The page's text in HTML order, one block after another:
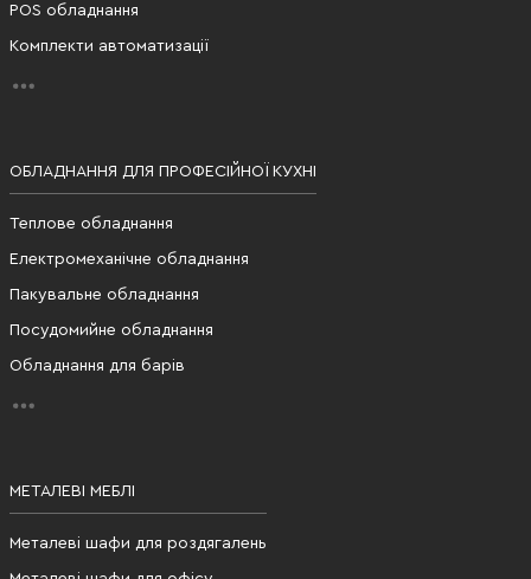
POS обладнання
Комплекти автоматизації
ОБЛАДНАННЯ ДЛЯ ПРОФЕСІЙНОЇ КУХНІ
Теплове обладнання
Електромеханічне обладнання
Пакувальне обладнання
Посудомийне обладнання
Обладнання для барів
МЕТАЛЕВІ МЕБЛІ
Металеві шафи для роздягалень